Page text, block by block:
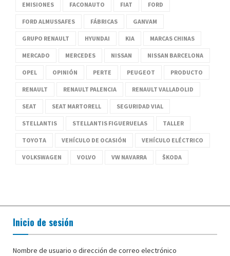
EMISIONES FACONAUTO FIAT FORD
FORD ALMUSSAFES FÁBRICAS GANVAM
GRUPO RENAULT HYUNDAI KIA MARCAS CHINAS
MERCADO MERCEDES NISSAN NISSAN BARCELONA
OPEL OPINIÓN PERTE PEUGEOT PRODUCTO
RENAULT RENAULT PALENCIA RENAULT VALLADOLID
SEAT SEAT MARTORELL SEGURIDAD VIAL
STELLANTIS STELLANTIS FIGUERUELAS TALLER
TOYOTA VEHÍCULO DE OCASIÓN VEHÍCULO ELÉCTRICO
VOLKSWAGEN VOLVO VW NAVARRA ŠKODA
Inicio de sesión
Nombre de usuario o dirección de correo electrónico